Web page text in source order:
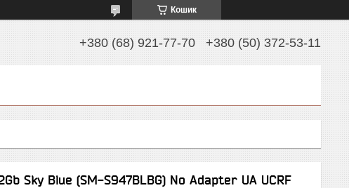
Кошик
+380 (68) 921-77-70 +380 (50) 372-53-11
Sky Blue (SM-S947BLBG) No Adapter UA UCRF